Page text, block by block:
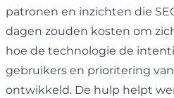
patronen en inzichten die
dagen zouden kosten om
hoe de technologie de
gebruikers en prioritering
ontwikkeld. De hulp helpt